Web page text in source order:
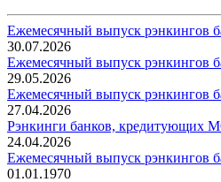
Ежемесячный выпуск рэнкингов
30.07.2026
Ежемесячный выпуск рэнкингов
29.05.2026
Ежемесячный выпуск рэнкингов
27.04.2026
Рэнкинги банков, кредитующих
24.04.2026
Ежемесячный выпуск рэнкингов
01.01.1970